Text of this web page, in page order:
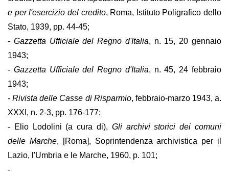
e per l'esercizio del credito, Roma, Istituto Poligrafico dello
Stato, 1939, pp. 44-45;
- Gazzetta Ufficiale del Regno d'Italia, n. 15, 20 gennaio
1943;
- Gazzetta Ufficiale del Regno d'Italia, n. 45, 24 febbraio
1943;
- Rivista delle Casse di Risparmio, febbraio-marzo 1943, a.
XXXI, n. 2-3, pp. 176-177;
- Elio Lodolini (a cura di), Gli archivi storici dei comuni
delle Marche, [Roma], Soprintendenza archivistica per il
Lazio, l'Umbria e le Marche, 1960, p. 101;
-